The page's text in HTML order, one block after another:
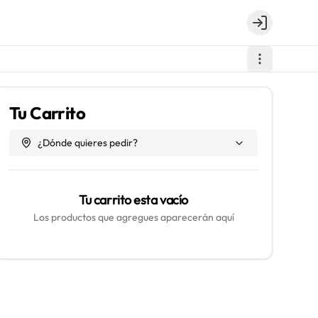
Login
Tu Carrito
¿Dónde quieres pedir?
Tu carrito esta vacío
Los productos que agregues aparecerán aquí